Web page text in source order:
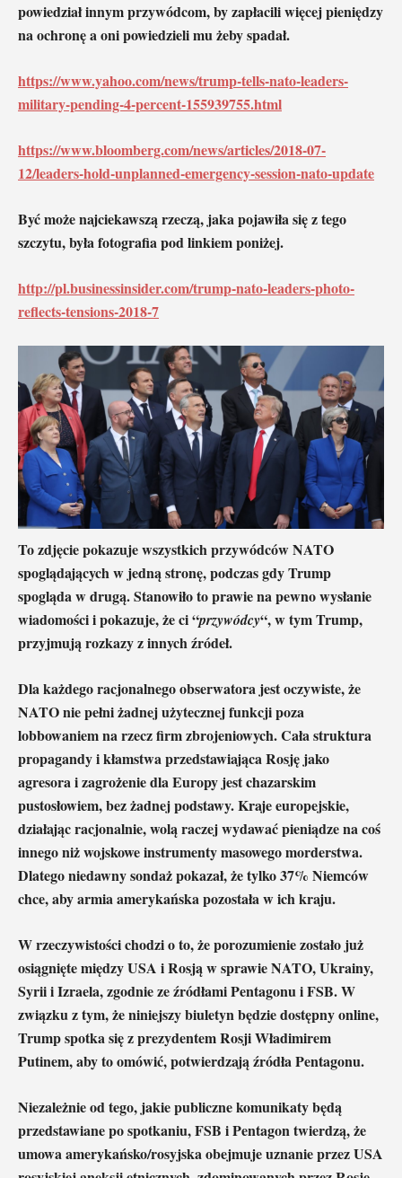
powiedział innym przywódcom, by zapłacili więcej pieniędzy
na ochronę a oni powiedzieli mu żeby spadał.
https://www.yahoo.com/news/trump-tells-nato-leaders-
military-pending-4-percent-155939755.html
https://www.bloomberg.com/news/articles/2018-07-
12/leaders-hold-unplanned-emergency-session-nato-update
Być może najciekawszą rzeczą, jaka pojawiła się z tego
szczytu, była fotografia pod linkiem poniżej.
http://pl.businessinsider.com/trump-nato-leaders-photo-
reflects-tensions-2018-7
To zdjęcie pokazuje wszystkich przywódców NATO
spoglądających w jedną stronę, podczas gdy Trump
spogląda w drugą. Stanowiło to prawie na pewno wysłanie
wiadomości i pokazuje, że ci “przywódcy“, w tym Trump,
przyjmują rozkazy z innych źródeł.
Dla każdego racjonalnego obserwatora jest oczywiste, że
NATO nie pełni żadnej użytecznej funkcji poza
lobbowaniem na rzecz firm zbrojeniowych. Cała struktura
propagandy i kłamstwa przedstawiająca Rosję jako
agresora i zagrożenie dla Europy jest chazarskim
pustosłowiem, bez żadnej podstawy. Kraje europejskie,
działając racjonalnie, wolą raczej wydawać pieniądze na coś
innego niż wojskowe instrumenty masowego morderstwa.
Dlatego niedawny sondaż pokazał, że tylko 37% Niemców
chce, aby armia amerykańska pozostała w ich kraju.
W rzeczywistości chodzi o to, że porozumienie zostało już
osiągnięte między USA i Rosją w sprawie NATO, Ukrainy,
Syrii i Izraela, zgodnie ze źródłami Pentagonu i FSB. W
związku z tym, że niniejszy biuletyn będzie dostępny online,
Trump spotka się z prezydentem Rosji Władimirem
Putinem, aby to omówić, potwierdzają źródła Pentagonu.
Niezależnie od tego, jakie publiczne komunikaty będą
przedstawiane po spotkaniu, FSB i Pentagon twierdzą, że
umowa amerykańsko/rosyjska obejmuje uznanie przez USA